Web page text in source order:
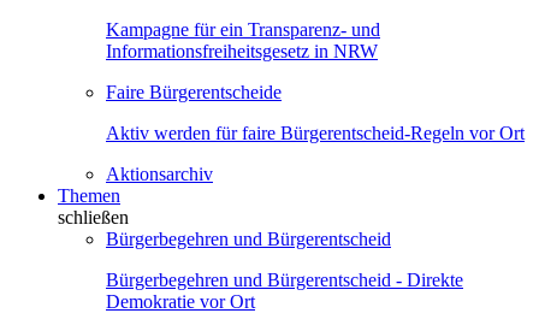
Kampagne für ein Transparenz- und
Informationsfreiheitsgesetz in NRW
Faire Bürgerentscheide
Aktiv werden für faire Bürgerentscheid-Regeln vor Ort
Aktionsarchiv
Themen
schließen
Bürgerbegehren und Bürgerentscheid
Bürgerbegehren und Bürgerentscheid - Direkte
Demokratie vor Ort